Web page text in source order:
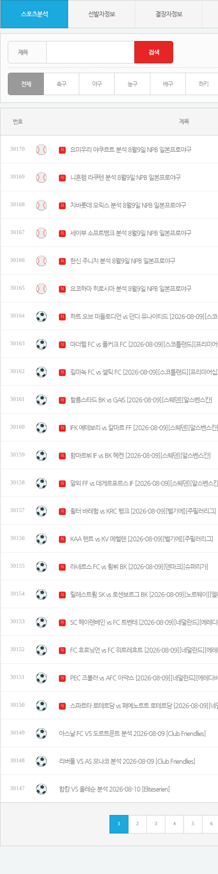
스포츠분석 선발자정보 결장자정보
전체 축구 야구 농구 배구 하키
번호 제목
30170 N 요미우리 야쿠르트 분석 8월9일 NPB 일본프로야구
30169 N 니혼햄 라쿠텐 분석 8월9일 NPB 일본프로야구
30168 N 치바롯데 오릭스 분석 8월9일 NPB 일본프로야구
30167 N 세이부 소프트뱅크 분석 8월9일 NPB 일본프로야구
30166 N 한신 주니치 분석 8월9일 NPB 일본프로야구
30165 N 요코하마 히로시마 분석 8월9일 NPB 일본프로야구
30164 N 하트 오브 미들로디언 vs 던디 유나이티드 [2026-08-09][스
30163 N 마더웰 FC vs 폴커크 FC [2026-08-09][스코틀랜드][프리미
30162 N 킬마녹 FC vs 셀틱 FC [2026-08-09][스코틀랜드][프리미어
30161 N 할름스타드 BK vs GAIS [2026-08-09][스웨덴][알스벤스칸]
30160 N IFK 예테보리 vs 칼마르 FF [2026-08-09][스웨덴][알스벤스칸]
30159 N 함마르뷔 IF vs BK 헤켄 [2026-08-09][스웨덴][알스벤스칸]
30158 N 말뫼 FF vs 데게르포르스 IF [2026-08-09][스웨덴][알스벤스
30157 N 쥘터 바레험 vs KRC 헹크 [2026-08-09][벨기에][주필러리그]
30156 N KAA 헨트 vs KV 메헬렌 [2026-08-09][벨기에][주필러리그]
30155 N 라네르스 FC vs 륑뷔 BK [2026-08-09][덴마크][슈퍼리가]
30154 N 릴레스트룀 SK vs 로센보르그 BK [2026-08-09][노르웨이][엘
30153 N SC 헤이렌베인 vs FC 트벤테 [2026-08-09][네덜란드][에레
30152 N FC 흐로닝언 vs FC 위트레흐트 [2026-08-09][네덜란드][에
30151 N PEC 즈볼러 vs AFC 아약스 [2026-08-09][네덜란드][에레디
30150 N 스파르타 로테르담 vs 페예노르트 로테르담 [2026-08-09][네
30149 아스날 FC VS 도르트문트 분석 2026-08-09 [Club Friendlies]
30148 리버풀 VS AS 모나코 분석 2026-08-09 [Club Friendlies]
30147 함캄 VS 올레순 분석 2026-08-10 [Eliteserien]
1 2 3 4 5 6